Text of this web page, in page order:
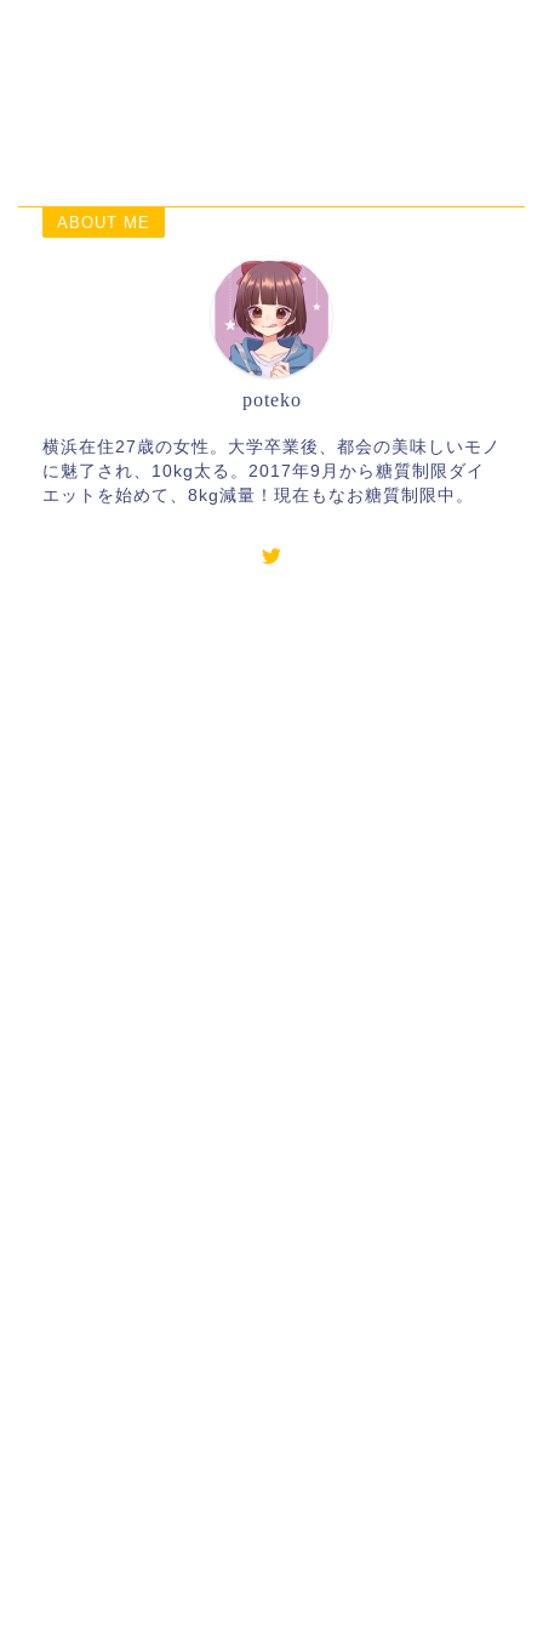
ABOUT ME
poteko
横浜在住27歳の女性。大学卒業後、都会の美味しいモノ
に魅了され、10kg太る。2017年9月から糖質制限ダイ
エットを始めて、8kg減量！現在もなお糖質制限中。